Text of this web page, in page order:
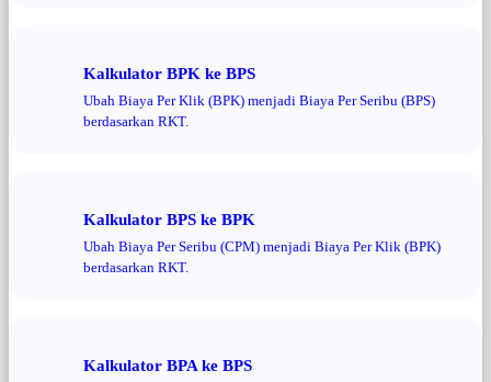
Kalkulator BPK ke BPS
Ubah Biaya Per Klik (BPK) menjadi Biaya Per Seribu (BPS)
berdasarkan RKT.
Kalkulator BPS ke BPK
Ubah Biaya Per Seribu (CPM) menjadi Biaya Per Klik (BPK)
berdasarkan RKT.
Kalkulator BPA ke BPS